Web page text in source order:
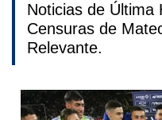
Noticias de Última
Censuras de
Relevante.